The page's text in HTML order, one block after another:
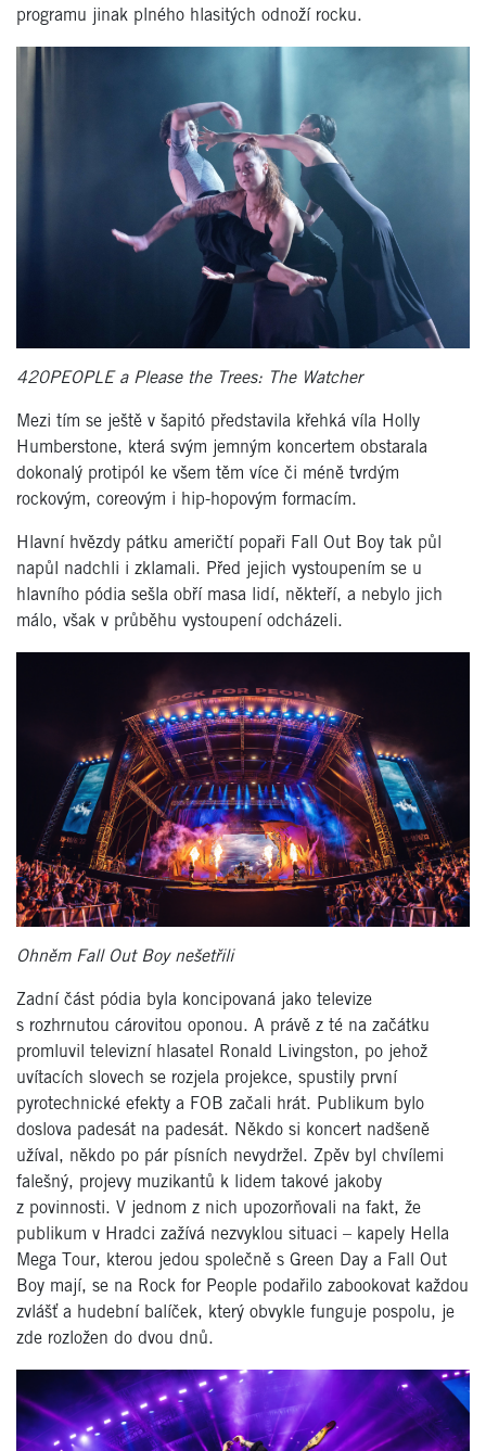
programu jinak plného hlasitých odnoží rocku.
420PEOPLE a Please the Trees: The Watcher
Mezi tím se ještě v šapitó představila křehká víla Holly
Humberstone, která svým jemným koncertem obstarala
dokonalý protipól ke všem těm více či méně tvrdým
rockovým, coreovým i hip-hopovým formacím.
Hlavní hvězdy pátku američtí popaři Fall Out Boy tak půl
napůl nadchli i zklamali. Před jejich vystoupením se u
hlavního pódia sešla obří masa lidí, někteří, a nebylo jich
málo, však v průběhu vystoupení odcházeli.
Ohněm Fall Out Boy nešetřili
Zadní část pódia byla koncipovaná jako televize
s rozhrnutou cárovitou oponou. A právě z té na začátku
promluvil televizní hlasatel Ronald Livingston, po jehož
uvítacích slovech se rozjela projekce, spustily první
pyrotechnické efekty a FOB začali hrát. Publikum bylo
doslova padesát na padesát. Někdo si koncert nadšeně
užíval, někdo po pár písních nevydržel. Zpěv byl chvílemi
falešný, projevy muzikantů k lidem takové jakoby
z povinnosti. V jednom z nich upozorňovali na fakt, že
publikum v Hradci zažívá nezvyklou situaci – kapely Hella
Mega Tour, kterou jedou společně s Green Day a Fall Out
Boy mají, se na Rock for People podařilo zabookovat každou
zvlášť a hudební balíček, který obvykle funguje pospolu, je
zde rozložen do dvou dnů.